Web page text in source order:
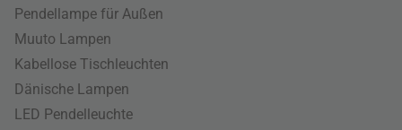
Pendellampe für Außen
Muuto Lampen
Kabellose Tischleuchten
Dänische Lampen
LED Pendelleuchte